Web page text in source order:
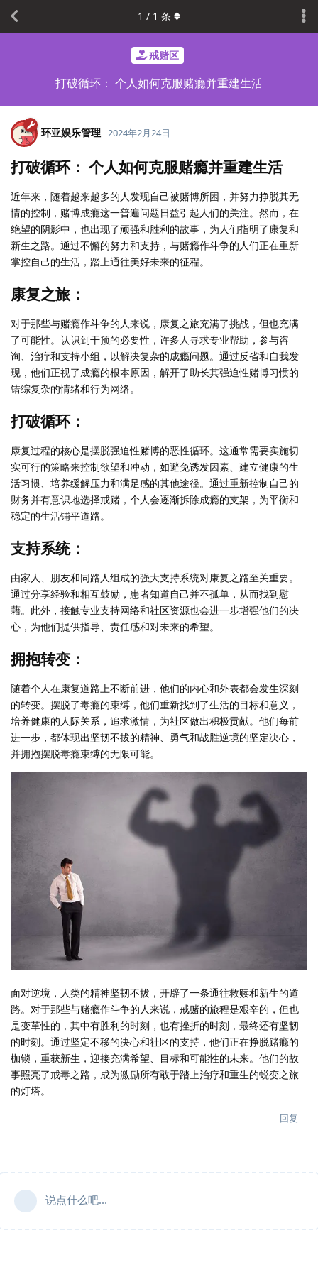
戒赌区
打破循环： 个人如何克服赌瘾并重建生活
1 / 1 条
环亚娱乐管理 2024年2月24日
打破循环： 个人如何克服赌瘾并重建生活
近年来，随着越来越多的人发现自己被赌博所困，并努力挣脱其无
情的控制，赌博成瘾这一普遍问题日益引起人们的关注。然而，在
绝望的阴影中，也出现了顽强和胜利的故事，为人们指明了康复和
新生之路。通过不懈的努力和支持，与赌瘾作斗争的人们正在重新
掌控自己的生活，踏上通往美好未来的征程。
康复之旅：
对于那些与赌瘾作斗争的人来说，康复之旅充满了挑战，但也充满
了可能性。认识到干预的必要性，许多人寻求专业帮助，参与咨
询、治疗和支持小组，以解决复杂的成瘾问题。通过反省和自我发
现，他们正视了成瘾的根本原因，解开了助长其强迫性赌博习惯的
错综复杂的情绪和行为网络。
打破循环：
康复过程的核心是摆脱强迫性赌博的恶性循环。这通常需要实施切
实可行的策略来控制欲望和冲动，如避免诱发因素、建立健康的生
活习惯、培养缓解压力和满足感的其他途径。通过重新控制自己的
财务并有意识地选择戒赌，个人会逐渐拆除成瘾的支架，为平衡和
稳定的生活铺平道路。
支持系统：
由家人、朋友和同路人组成的强大支持系统对康复之路至关重要。
通过分享经验和相互鼓励，患者知道自己并不孤单，从而找到慰
藉。此外，接触专业支持网络和社区资源也会进一步增强他们的决
心，为他们提供指导、责任感和对未来的希望。
拥抱转变：
随着个人在康复道路上不断前进，他们的内心和外表都会发生深刻
的转变。摆脱了毒瘾的束缚，他们重新找到了生活的目标和意义，
培养健康的人际关系，追求激情，为社区做出积极贡献。他们每前
进一步，都体现出坚韧不拔的精神、勇气和战胜逆境的坚定决心，
并拥抱摆脱毒瘾束缚的无限可能。
面对逆境，人类的精神坚韧不拔，开辟了一条通往救赎和新生的道
路。对于那些与赌瘾作斗争的人来说，戒赌的旅程是艰辛的，但也
是变革性的，其中有胜利的时刻，也有挫折的时刻，最终还有坚韧
的时刻。通过坚定不移的决心和社区的支持，他们正在挣脱赌瘾的
枷锁，重获新生，迎接充满希望、目标和可能性的未来。他们的故
事照亮了戒毒之路，成为激励所有敢于踏上治疗和重生的蜕变之旅
的灯塔。
回复
说点什么吧...